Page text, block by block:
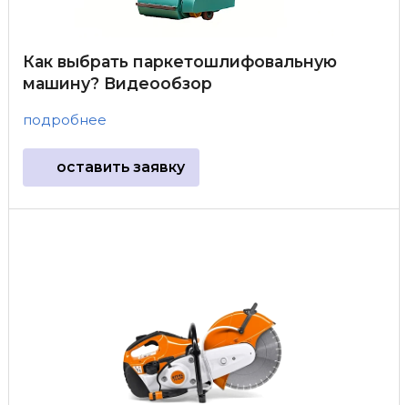
Как выбрать паркетошлифовальную
машину? Видеообзор
подробнее
оставить заявку